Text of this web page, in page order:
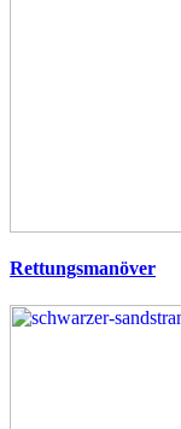
Rettungsmanöver